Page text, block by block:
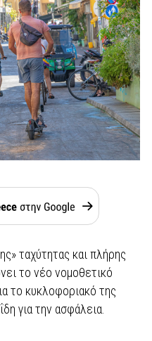
ταχύτητας και πλήρης
το νέο νομοθετικό
το κυκλοφοριακό της
για την ασφάλεια.